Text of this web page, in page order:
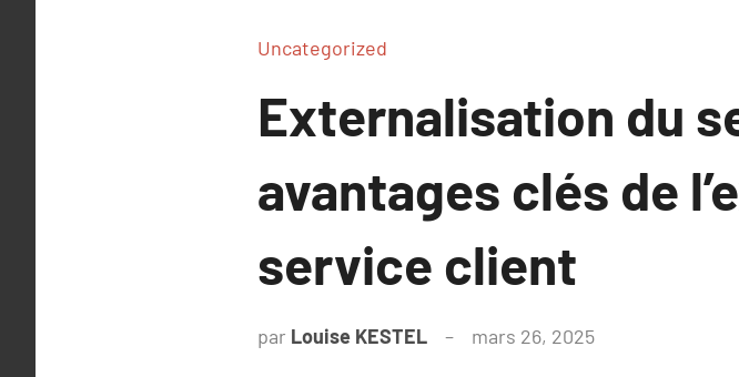
Uncategorized
Externalisation du
avantages clés de
service client
par Louise KESTEL mars 26, 2025